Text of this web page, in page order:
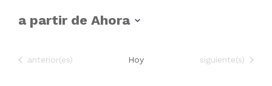
a partir de Ahora
l
Eventos
anterior(es) Hoy Eventos
siguiente(s)